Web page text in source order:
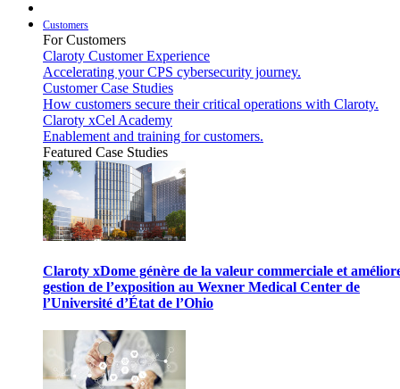
Customers
For Customers
Claroty Customer Experience
Accelerating your CPS cybersecurity journey.
Customer Case Studies
How customers secure their critical operations with Claroty.
Claroty xCel Academy
Enablement and training for customers.
Featured Case Studies
Claroty xDome génère de la valeur commerciale et
gestion de l’exposition au Wexner Medical Center de
l’Université d’État de l’Ohio